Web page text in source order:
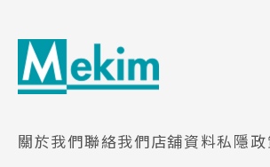
關於我們聯絡我們店舖資料私隱政